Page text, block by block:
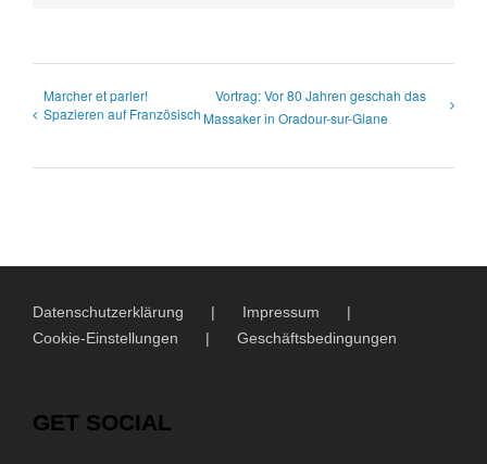
Marcher et parler!
Spazieren auf Französisch
Vortrag: Vor 80 Jahren geschah das
Massaker in Oradour-sur-Glane
Datenschutzerklärung
Impressum
Cookie-Einstellungen
Geschäftsbedingungen
GET SOCIAL